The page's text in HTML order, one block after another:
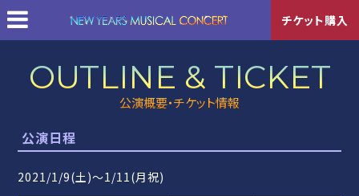
チケット購入
OUTLINE & TICKET
公演概要・チケット情報
公演日程
2021/1/9(土)〜1/11(月祝)